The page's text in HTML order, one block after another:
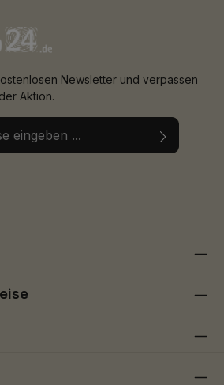
Newsletter und verpassen
Aktion.